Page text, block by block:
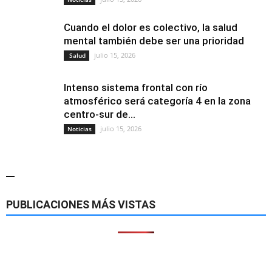
Cuando el dolor es colectivo, la salud
mental también debe ser una prioridad
Salud julio 15, 2026
Intenso sistema frontal con río
atmosférico será categoría 4 en la zona
centro-sur de...
Noticias julio 15, 2026
—
PUBLICACIONES MÁS VISTAS